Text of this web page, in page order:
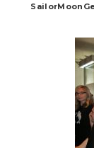
Posted